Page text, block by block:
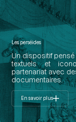
Les perséides
Un dispositif
textuels et
partenariat avec
documentaires.
En savoir plus